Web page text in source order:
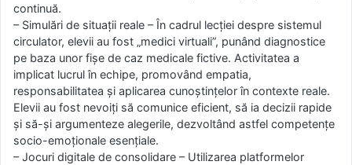
continuă.
– Simulări de situații reale – În cadrul lecției despre sistemul
circulator, elevii au fost „medici virtuali”, punând diagnostice
pe baza unor fișe de caz medicale fictive. Activitatea a
implicat lucrul în echipe, promovând empatia,
responsabilitatea și aplicarea cunoștințelor în contexte reale.
Elevii au fost nevoiți să comunice eficient, să ia decizii rapide
și să-și argumenteze alegerile, dezvoltând astfel competențe
socio-emoționale esențiale.
– Jocuri digitale de consolidare – Utilizarea platformelor